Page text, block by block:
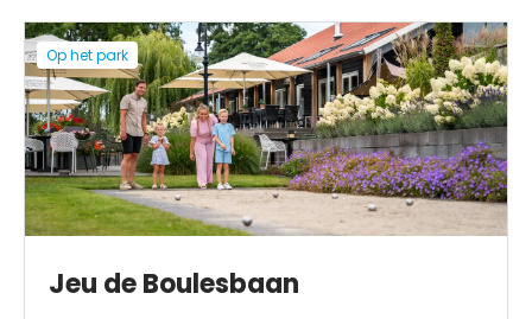
Op het park
Jeu de Boulesbaan